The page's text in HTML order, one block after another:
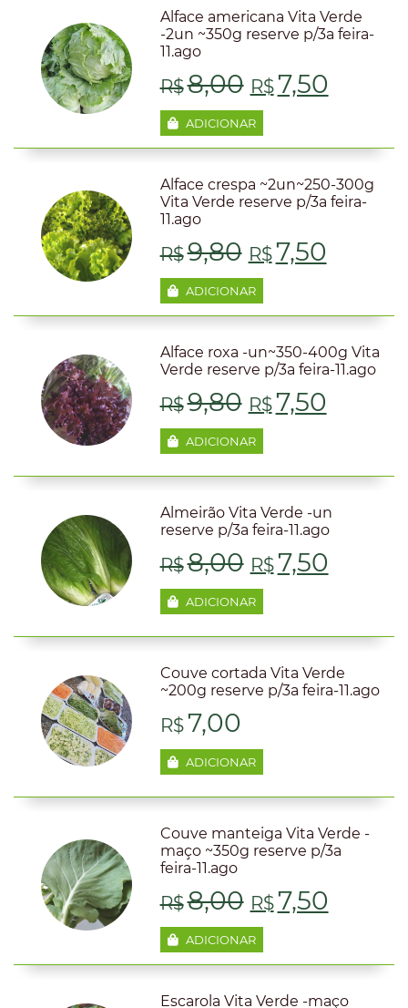
era:
é:
Alface americana Vita Verde
-2un ~350g reserve p/3a feira-
11.ago
R$8,00 O
preço
original
era:
R$8,00.
R$7,50
atual
é:
ADICIONAR
Alface crespa ~2un~250-300g
Vita Verde reserve p/3a feira-
11.ago
R$9,80 O
preço
original
era:
R$9,80.
R$7,50
atual
é:
ADICIONAR
Alface roxa -un~350-400g Vita
Verde reserve p/3a feira-11.ago
R$9,80 O
preço
original
era:
R$9,80.
R$7,50
atual
é:
ADICIONAR
Almeirão Vita Verde -un
reserve p/3a feira-11.ago
R$8,00 O
preço
original
era:
R$7,50
atual
é:
ADICIONAR
Couve cortada Vita Verde
~200g reserve p/3a feira-11.ago
R$7,00
ADICIONAR
Couve manteiga Vita Verde -
maço ~350g reserve p/3a
feira-11.ago
R$8,00 O
preço
original
R$7,50
atual
ADICIONAR
Escarola Vita Verde -maço